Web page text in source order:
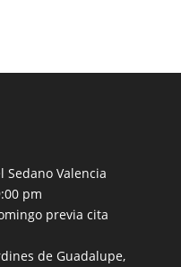
Valencia
pm
previa cita
de Guadalupe,